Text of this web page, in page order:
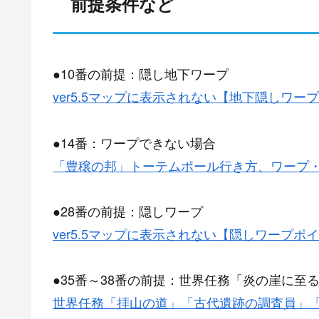
●10番の前提：隠し地下ワープ
ver5.5マップに表示されない【地下隠しワー
●14番：ワープできない場合
「豊穣の邦」トーテムポール行き方、ワープ
●28番の前提：隠しワープ
ver5.5マップに表示されない【隠しワープポ
●35番～38番の前提：世界任務「炎の崖に至
世界任務「拝山の道」「古代遺跡の調査員」